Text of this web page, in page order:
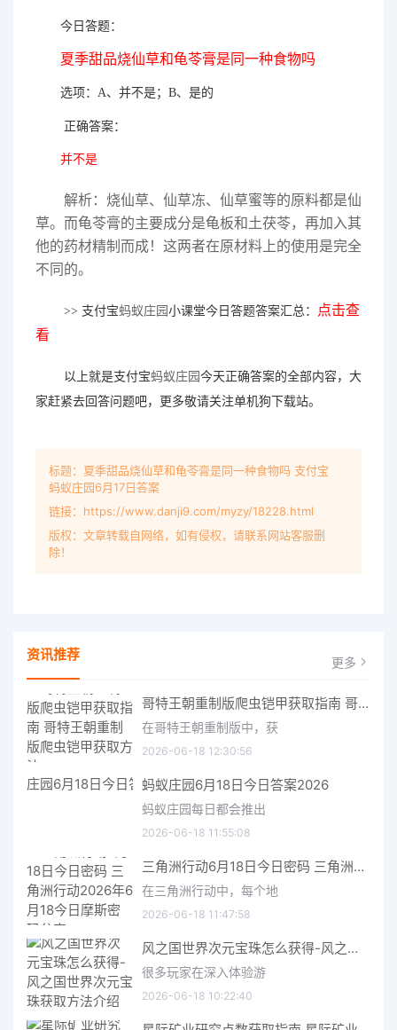
今日答题：
夏季甜品烧仙草和龟苓膏是同一种食物吗
选项：A、并不是；B、是的
正确答案：
并不是
解析：烧仙草、仙草冻、仙草蜜等的原料都是仙
草。而龟苓膏的主要成分是龟板和土茯苓，再加入其
他的药材精制而成！这两者在原材料上的使用是完全
不同的。
>> 支付宝蚂蚁庄园小课堂今日答题答案汇总：
点击查
看
以上就是支付宝蚂蚁庄园今天正确答案的全部内容，大
家赶紧去回答问题吧，更多敬请关注单机狗下载站。
标题：夏季甜品烧仙草和龟苓膏是同一种食物吗 支付宝
蚂蚁庄园6月17日答案
链接：https://www.danji9.com/myzy/18228.html
版权：文章转载自网络，如有侵权，请联系网站客服删
除！
资讯推荐 更多
哥特王朝重制版爬虫铠甲获取指南 哥特王朝重制版爬虫铠甲获取方法
在哥特王朝重制版中，获
2026-06-18 12:30:56
蚂蚁庄园6月18日今日答案2026
蚂蚁庄园每日都会推出
2026-06-18 11:55:08
三角洲行动6月18日今日密码 三角洲行动2026年6月18今日摩斯密码分享
在三角洲行动中，每个地
2026-06-18 11:47:58
风之国世界次元宝珠怎么获得-风之国世界次元宝珠获取方法介绍
很多玩家在深入体验游
2026-06-18 10:22:40